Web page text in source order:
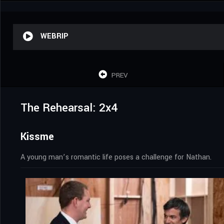
WEBRIP
PREV
The Rehearsal: 2x4
Kissme
A young man’s romantic life poses a challenge for Nathan.